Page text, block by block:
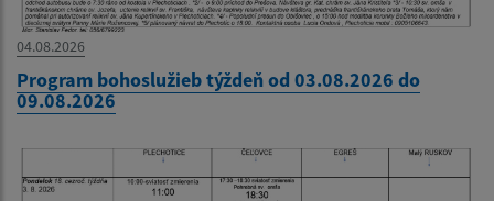
04.08.2026
Program bohoslužieb týždeň od 03.08.2026 do
09.08.2026